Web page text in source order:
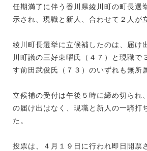
任期満了に伴う香川県綾川町の町長選
示され、現職と新人、合わせて２人が
綾川町長選挙に立候補したのは、届け
川町議の三好東曜氏（４７）と現職で
す前田武俊氏（７３）のいずれも無所
立候補の受付は午後５時に締め切られ
の届け出はなく、現職と新人の一騎打
た。
投票は、４月１９日に行われ即日開票